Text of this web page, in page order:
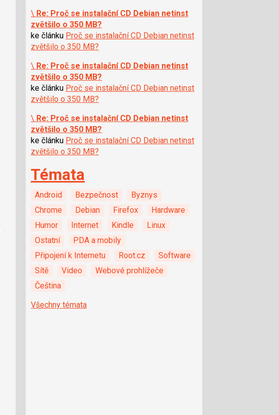
\ Re: Proč se instalační CD Debian netinst
zvětšilo o 350 MB?
ke článku Proč se instalační CD Debian netinst
zvětšilo o 350 MB?
\ Re: Proč se instalační CD Debian netinst
zvětšilo o 350 MB?
ke článku Proč se instalační CD Debian netinst
zvětšilo o 350 MB?
\ Re: Proč se instalační CD Debian netinst
zvětšilo o 350 MB?
ke článku Proč se instalační CD Debian netinst
zvětšilo o 350 MB?
Témata
Android Bezpečnost
Byznys
Chrome
Debian Firefox
Hardware
Humor
Internet Kindle
Linux
Ostatní
PDA a mobily
Připojení k Internetu
Root.cz
Software
Sítě
Video
Webové prohlížeče
Čeština
Všechny témata